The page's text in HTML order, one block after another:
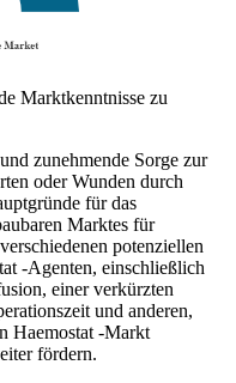
Marktkenntnisse zu
zunehmende Sorge zur
oder Wunden durch
für das
Marktes für
potenziellen
-Agenten, einschließlich
einer verkürzten
und anderen,
Haemostat -Markt
fördern.